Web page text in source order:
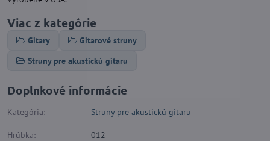
Viac z kategórie
Gitary
Gitarové struny
Struny pre akustickú gitaru
Doplnkové informácie
Kategória: Struny pre akustickú gitaru
Hrúbka: 012